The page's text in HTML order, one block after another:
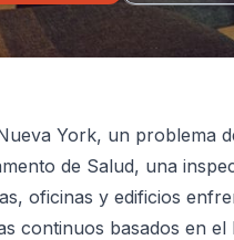
York, un problema
de Salud, una
oficinas y edificios
continuos basados en